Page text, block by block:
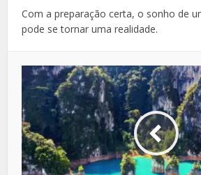
Com a preparação certa, o sonho de
pode se tornar uma realidade.